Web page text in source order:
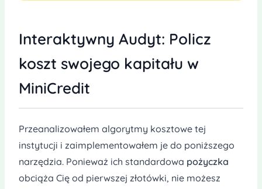
Interaktywny Audyt: Policz
koszt swojego kapitału w
MiniCredit
Przeanalizowałem algorytmy kosztowe tej
instytucji i zaimplementowałem je do poniższego
narzędzia. Ponieważ ich standardowa pożyczka
obciąża Cię od pierwszej złotówki, nie możesz